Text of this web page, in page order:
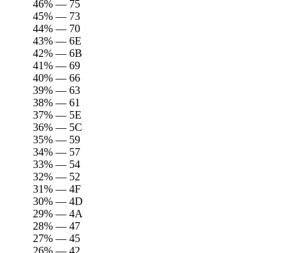
46% — 75
45% — 73
44% — 70
43% — 6E
42% — 6B
41% — 69
40% — 66
39% — 63
38% — 61
37% — 5E
36% — 5C
35% — 59
34% — 57
33% — 54
32% — 52
31% — 4F
30% — 4D
29% — 4A
28% — 47
27% — 45